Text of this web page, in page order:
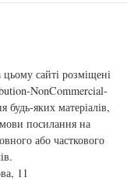
сайті розміщені
NonCommercial-
будь-яких матеріалів,
посилання на
або часткового
11